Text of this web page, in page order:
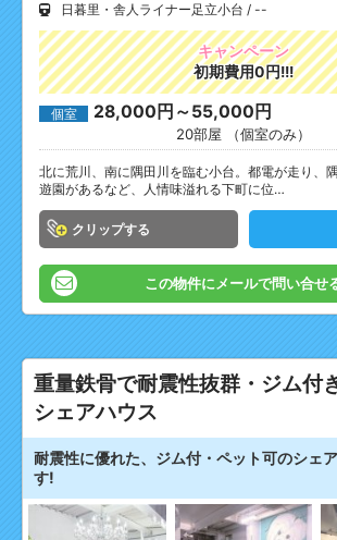
日暮里・舎人ライナー足立小台
--
キャンペーン
初期費用0円!!!
個室 28,000円～55,000円
20部屋 （個室のみ）
北に荒川、南に隅田川を臨む小台。都電が走り、
遊園があるなど、人情味溢れる下町に位…
クリップ
この物件にメールで問い合せ
重量鉄骨で耐震性抜群・ジム付
シェアハウス
耐震性に優れた、ジム付・ペット可のシェ
す!